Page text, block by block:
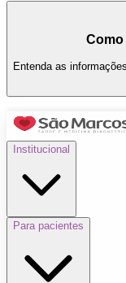
Como
Entenda as
Institucional
Para pacientes